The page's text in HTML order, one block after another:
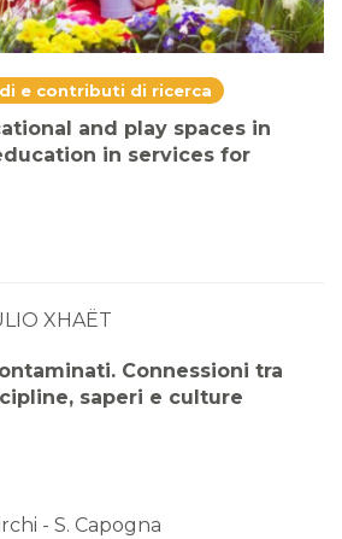
e contributi di ricerca
and play spaces in
in services for
XHAËT
Connessioni tra
saperi e culture
- S. Capogna